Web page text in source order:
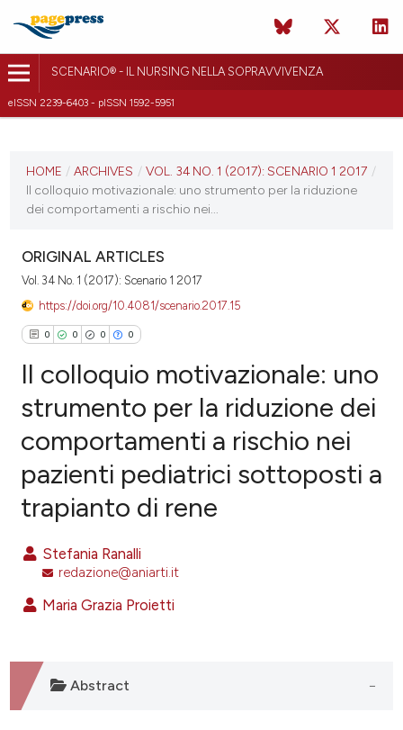
SCENARIO® - IL NURSING NELLA SOPRAVVIVENZA
eISSN 2239-6403 - pISSN 1592-5951
VOL. 34 NO. 1 (2017)
HOME / ARCHIVES / VOL. 34 NO. 1 (2017): SCENARIO 1 2017 /
Il colloquio motivazionale: uno strumento per la riduzione
dei comportamenti a rischio nei...
ORIGINAL ARTICLES
Vol. 34 No. 1 (2017): Scenario 1 2017
https://doi.org/10.4081/scenario.2017.15
0 0 0 0
Citing Publications
Supporting
Mentioning
Contrasting
how this article has been
shows how a scientific paper
been cited by providing the
Il colloquio motivazionale: uno
strumento per la riduzione dei
comportamenti a rischio nei
pazienti pediatrici sottoposti a
trapianto di rene
Stefania Ranalli
redazione@aniarti.it
Maria Grazia Proietti
Abstract